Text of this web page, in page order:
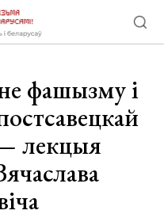
фашызму і
лекцыя